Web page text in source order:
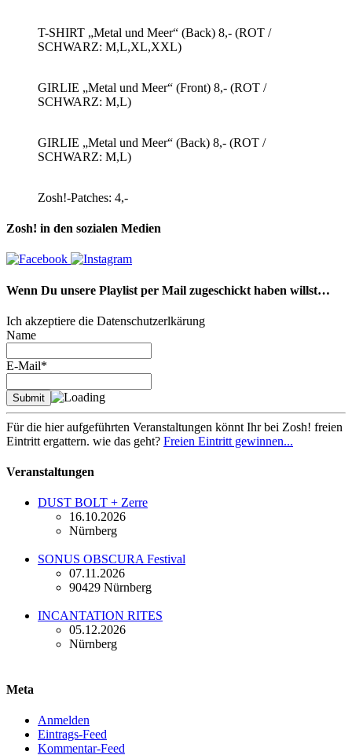
T-SHIRT „Metal und Meer“ (Back) 8,- (ROT /
SCHWARZ: M,L,XL,XXL)
GIRLIE „Metal und Meer“ (Front) 8,- (ROT /
SCHWARZ: M,L)
GIRLIE „Metal und Meer“ (Back) 8,- (ROT /
SCHWARZ: M,L)
Zosh!-Patches: 4,-
Zosh! in den sozialen Medien
Wenn Du unsere Playlist per Mail zugeschickt haben willst…
Ich akzeptiere die Datenschutzerlkärung
Name
E-Mail*
Für die hier aufgeführten Veranstaltungen könnt Ihr bei Zosh! freien
Eintritt ergattern. wie das geht? Freien Eintritt gewinnen...
Veranstaltungen
DUST BOLT + Zerre
16.10.2026
Nürnberg
SONUS OBSCURA Festival
07.11.2026
90429 Nürnberg
INCANTATION RITES
05.12.2026
Nürnberg
Meta
Anmelden
Eintrags-Feed
Kommentar-Feed